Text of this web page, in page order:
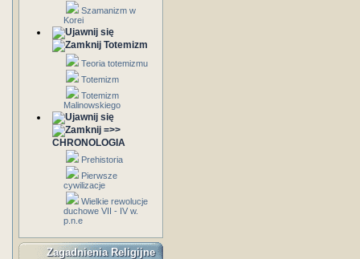
Szamanizm w
Korei
Totemizm
Teoria totemizmu
Totemizm
Totemizm
Malinowskiego
=>>
CHRONOLOGIA
Prehistoria
Pierwsze
cywilizacje
Wielkie rewolucje
duchowe VII - IV w.
p.n.e
Zagadnienia Religijne